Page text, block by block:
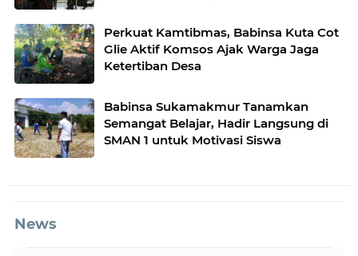
Perkuat Kamtibmas, Babinsa Kuta Cot
Glie Aktif Komsos Ajak Warga Jaga
Ketertiban Desa
Babinsa Sukamakmur Tanamkan
Semangat Belajar, Hadir Langsung di
SMAN 1 untuk Motivasi Siswa
News